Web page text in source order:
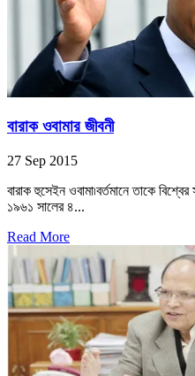
বারাক ওবামার জীবনী
27 Sep 2015
বারাক হুসেইন ওবামা৷বর্তমানে তাকে
১৯৬১ সালের ৪...
Read More